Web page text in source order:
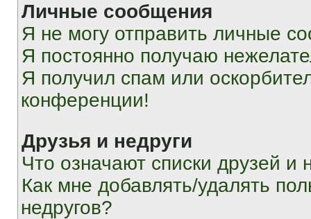
Личные сообщения
Я не могу отправить личные
Я постоянно получаю
Я получил спам или
конференции!
Друзья и недруги
Что означают списки друзей и
Как мне добавлять/удалять
недругов?